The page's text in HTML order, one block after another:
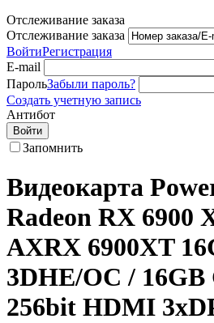
Отслеживание заказа
Отслеживание заказа
ВойтиРегистрация
E-mail
ПарольЗабыли пароль?
Создать учетную запись
Антибот
Войти
Запомнить
Видеокарта
Radeon RX 6900
AXRX 6900XT
3DHE/OC / 16GB
256bit HDMI